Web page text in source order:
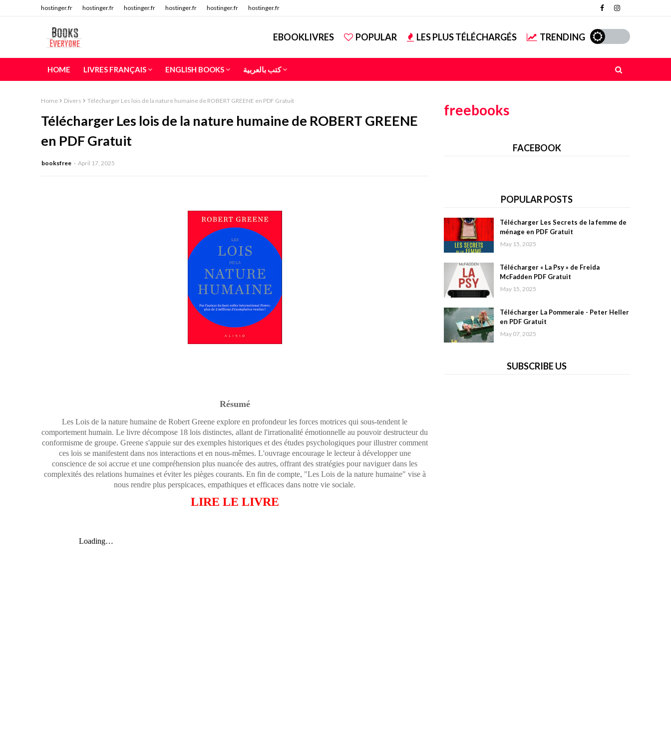
hostinger.fr hostinger.fr hostinger.fr hostinger.fr hostinger.fr hostinger.fr
EBOOKLIVRES POPULAR LES PLUS TÉLÉCHARGÉS TRENDING
HOME LIVRES FRANÇAIS ENGLISH BOOKS كتب بالعربية
Home Divers Télécharger Les lois de la nature humaine de ROBERT GREENE en PDF Gratuit
Télécharger Les lois de la nature humaine de ROBERT GREENE
en PDF Gratuit
booksfree April 17, 2025
Résumé
Les Lois de la nature humaine de Robert Greene explore en profondeur les forces motrices qui sous-tendent le
comportement humain. Le livre décompose 18 lois distinctes, allant de l'irrationalité émotionnelle au pouvoir destructeur du
conformisme de groupe. Greene s'appuie sur des exemples historiques et des études psychologiques pour illustrer comment
ces lois se manifestent dans nos interactions et en nous-mêmes. L'ouvrage encourage le lecteur à développer une
conscience de soi accrue et une compréhension plus nuancée des autres, offrant des stratégies pour naviguer dans les
complexités des relations humaines et éviter les pièges courants. En fin de compte, "Les Lois de la nature humaine" vise à
nous rendre plus perspicaces, empathiques et efficaces dans notre vie sociale.
LIRE LE LIVRE
freebooks
FACEBOOK
POPULAR POSTS
Télécharger Les Secrets de la femme de
ménage en PDF Gratuit
May 15, 2025
Télécharger « La Psy » de Freida
McFadden PDF Gratuit
May 15, 2025
Télécharger La Pommeraie - Peter Heller
en PDF Gratuit
May 07, 2025
SUBSCRIBE US